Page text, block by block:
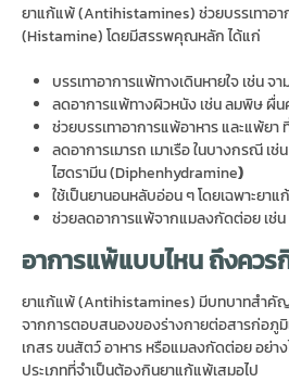
ยาแก้แพ้ (Antihistamines) ช่วยบรรเทาอ
(Histamine) โดยมีสรรพคุณหลัก ได้แก่
บรรเทาอาการแพ้ทางเดินหายใจ เช่น
ลดอาการแพ้ทางผิวหนัง เช่น ลมพิษ ผื่
ช่วยบรรเทาอาการแพ้อาหาร และแพ้ยา
ลดอาการเมารถ เมาเรือ ในบางกรณี เ
ไฮดรามีน (Diphenhydramine)
ใช้เป็นยานอนหลับอ่อน ๆ โดยเฉพาะยาแ
ช่วยลดอาการแพ้จากแมลงกัดต่อย เช่
อาการแพ้แบบไหน ถึงคว
ยาแก้แพ้ (Antihistamines) มีบทบาทสำคัญ
จากการตอบสนองของร่างกายต่อสารก่อภู
เกสร ขนสัตว์ อาหาร หรือแมลงกัดต่อย อย่า
ประเภทที่จำเป็นต้องกินยาแก้แพ้เสมอไป